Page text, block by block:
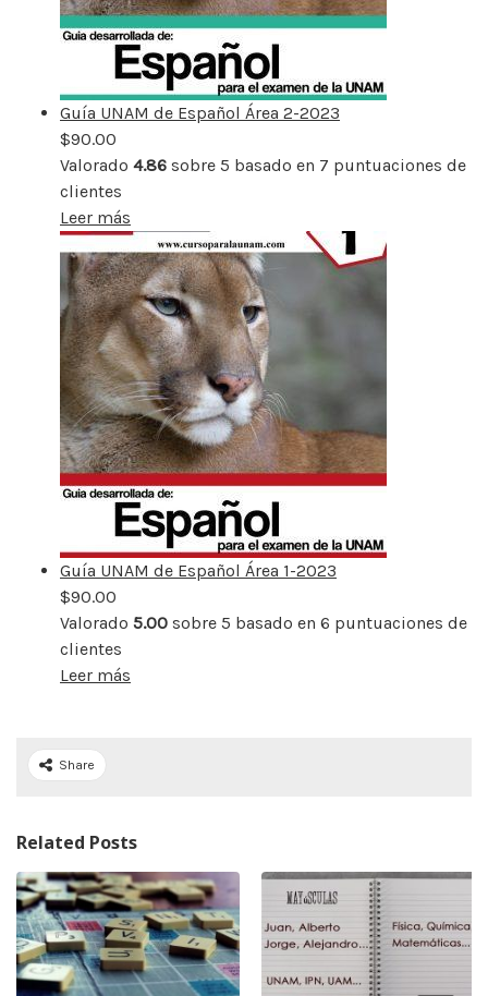
Guía UNAM de Español Área 2-2023
$90.00
Valorado 4.86 sobre 5 basado en 7 puntuaciones de
clientes
Leer más
Guía UNAM de Español Área 1-2023
$90.00
Valorado 5.00 sobre 5 basado en 6 puntuaciones de
clientes
Leer más
Share
Related Posts